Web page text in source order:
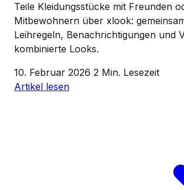
Teile Kleidungsstücke mit Freunden
Mitbewohnern über xlook:
Leihregeln, Benachrichtigungen und
kombinierte Looks.
10. Februar 2026 2 Min. Lesezeit
Artikel lesen